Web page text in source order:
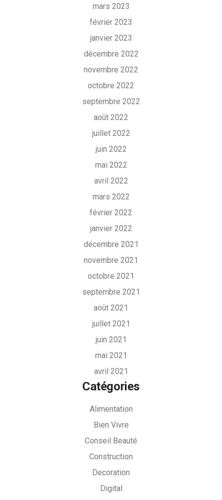
mars 2023
février 2023
janvier 2023
décembre 2022
novembre 2022
octobre 2022
septembre 2022
août 2022
juillet 2022
juin 2022
mai 2022
avril 2022
mars 2022
février 2022
janvier 2022
décembre 2021
novembre 2021
octobre 2021
septembre 2021
août 2021
juillet 2021
juin 2021
mai 2021
avril 2021
Catégories
Alimentation
Bien Vivre
Conseil Beauté
Construction
Decoration
Digital